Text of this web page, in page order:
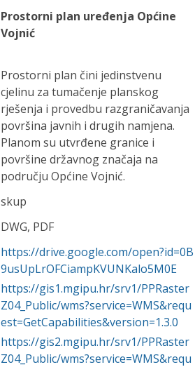
Prostorni plan uređenja Općine
Vojnić
Prostorni plan čini jedinstvenu
cjelinu za tumačenje planskog
rješenja i provedbu razgraničavanja
površina javnih i drugih namjena.
Planom su utvrđene granice i
površine državnog značaja na
području Općine Vojnić.
skup
DWG, PDF
https://drive.google.com/open?id=0B
9usUpLrOFCiampKVUNKalo5M0E
https://gis1.mgipu.hr/srv1/PPRaster
Z04_Public/wms?service=WMS&requ
est=GetCapabilities&version=1.3.0
https://gis2.mgipu.hr/srv1/PPRaster
Z04_Public/wms?service=WMS&requ